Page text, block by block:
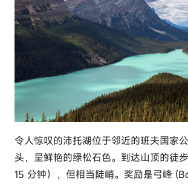
令人惊叹的沛托湖位于邻近的班夫国家
头，呈鲜艳的绿松石色。到达山顶的徒
15 分钟），但相当陡峭。奖励是弓峰